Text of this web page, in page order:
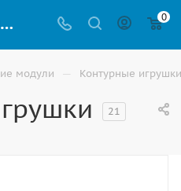
Мягкие контурные игрушки разных форм и размеров купить в Ростове-на-Дону 0
модули — Контурные игрушки
21